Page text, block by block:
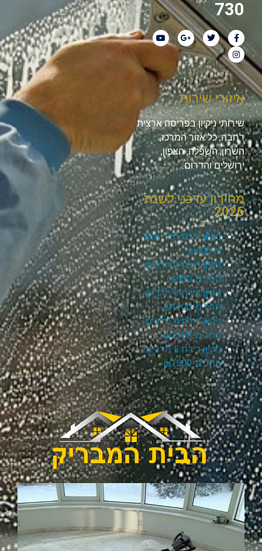
730
איזורי שירות
שירותי ניקיון בפריסה ארצית
רחבה, כל אזור המרכז,
השרון, השפלה, הצפון,
ירושלים והדרום.
מחירון עדכני לשנת
2026
ניקיון דירת חדר החל
מ-₪400
ניקיון דירת 2 חדרים
החל מ-₪800
ניקיון דירת 3 חדרים
החל מ-₪1100
ניקיון דירת 4 חדרים
החל מ-₪1300
ניקיון דירת 5 חדרים
החל מ-₪1500